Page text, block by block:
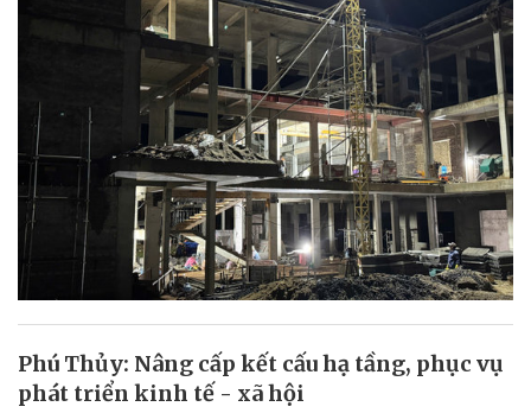
Phú Thủy: Nâng cấp kết cấu hạ tầng, phục vụ
phát triển kinh tế - xã hội